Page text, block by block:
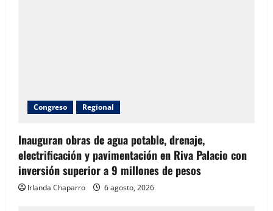
Congreso Regional
Inauguran obras de agua potable, drenaje,
electrificación y pavimentación en Riva Palacio con
inversión superior a 9 millones de pesos
Irlanda Chaparro 6 agosto, 2026